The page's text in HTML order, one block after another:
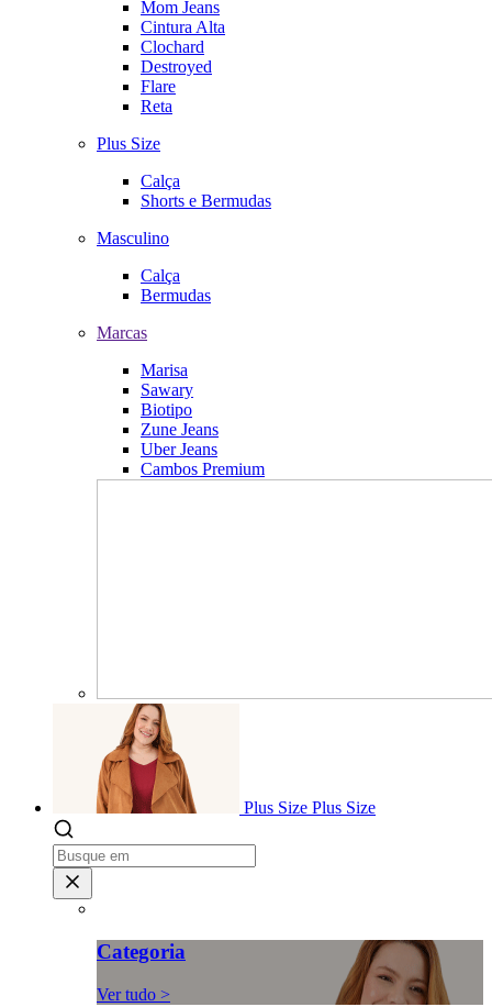
Mom Jeans
Cintura Alta
Clochard
Destroyed
Flare
Reta
Plus Size
Calça
Shorts e Bermudas
Masculino
Calça
Bermudas
Marcas
Marisa
Sawary
Biotipo
Zune Jeans
Uber Jeans
Cambos Premium
Plus Size Plus Size
Categoria
Ver tudo >